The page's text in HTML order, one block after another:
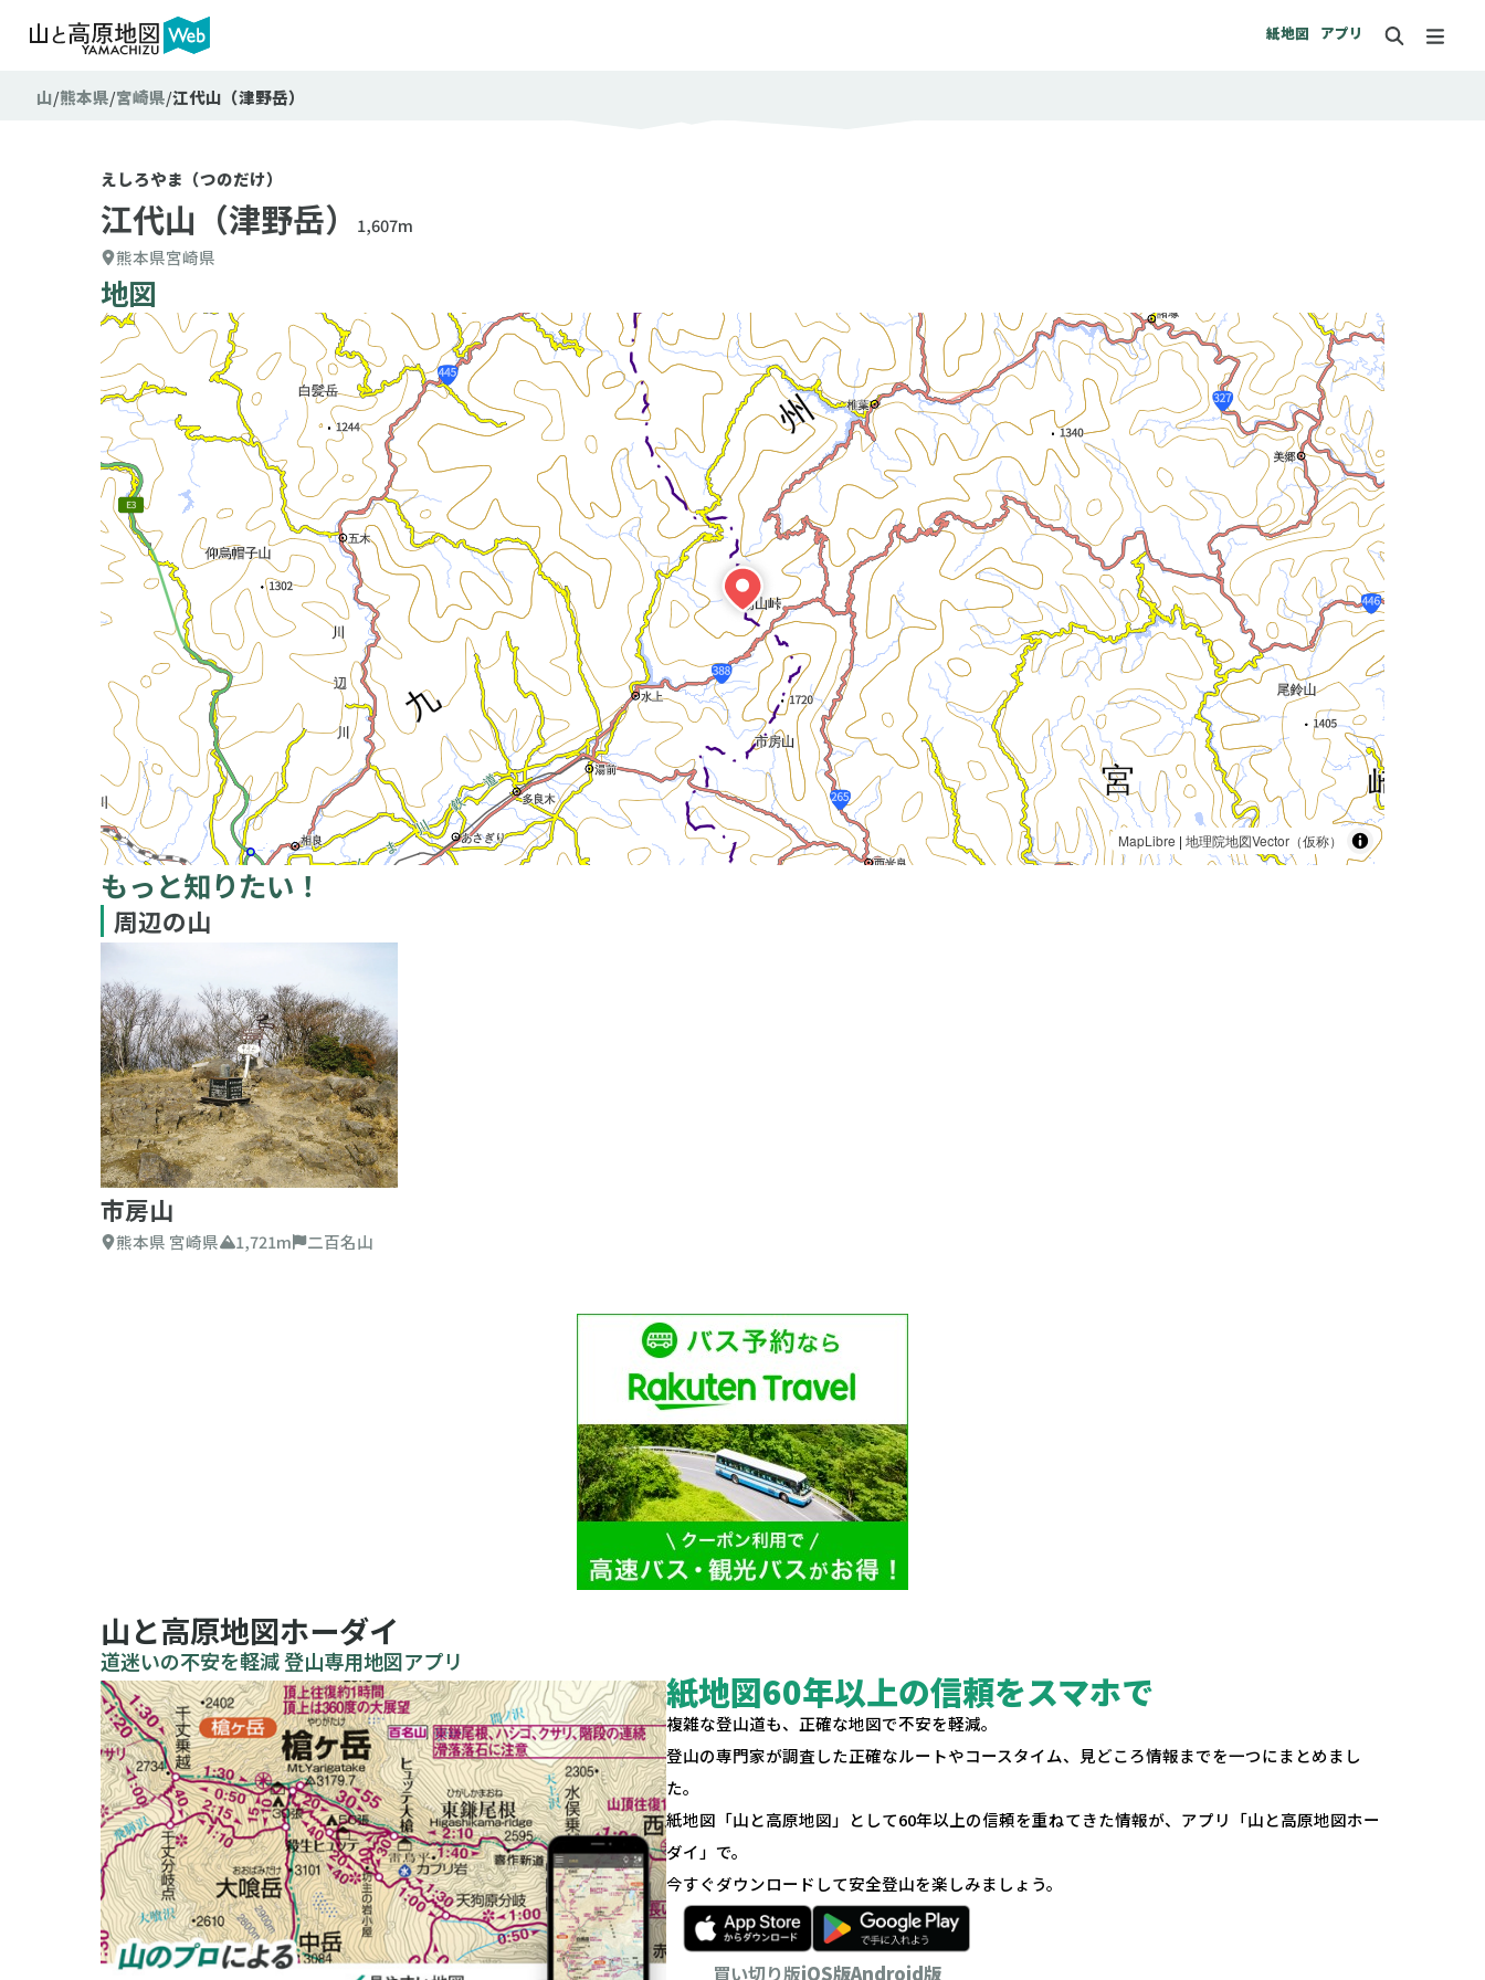
紙地図 アプリ
山 熊本県 宮崎県 江代山（津野岳）
えしろやま（つのだけ）
江代山（津野岳）
1,607m
熊本県宮崎県
地図
MapLibre |地理院地図Vector（仮称）
もっと知りたい！
周辺の山
市房山
熊本県 宮崎県 1,721m 二百名山
山と高原地図ホーダイ
道迷いの不安を軽減 登山専用地図アプリ
紙地図60年以上の信頼をスマホで
複雑な登山道も、正確な地図で不安を軽減。
登山の専門家が調査した正確なルートやコースタイム、見どころ情報までを一つにまとめまし
た。
紙地図「山と高原地図」として60年以上の信頼を重ねてきた情報が、アプリ「山と高原地図ホー
ダイ」で。
今すぐダウンロードして安全登山を楽しみましょう。
買い切り版iOS版Android版